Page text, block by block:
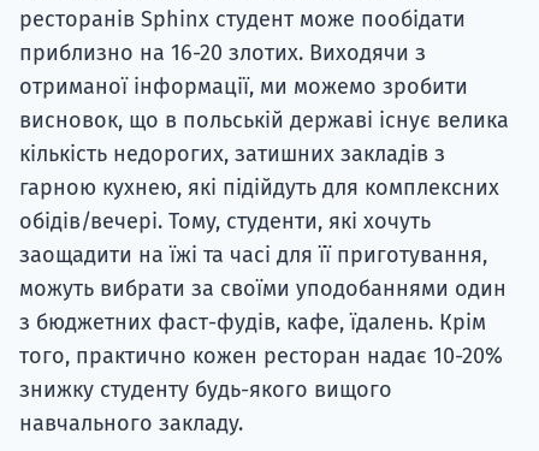
ресторанів Sphinx студент може пообідати
приблизно на 16-20 злотих. Виходячи з
отриманої інформації, ми можемо зробити
висновок, що в польській державі існує велика
кількість недорогих, затишних закладів з
гарною кухнею, які підійдуть для комплексних
обідів/вечері. Тому, студенти, які хочуть
заощадити на їжі та часі для її приготування,
можуть вибрати за своїми уподобаннями один
з бюджетних фаст-фудів, кафе, їдалень. Крім
того, практично кожен ресторан надає 10-20%
знижку студенту будь-якого вищого
навчального закладу.